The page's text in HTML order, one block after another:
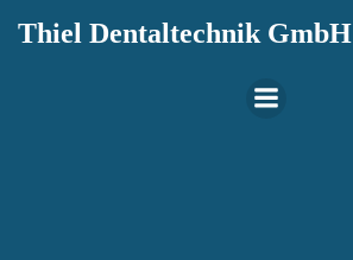
Thiel Dentaltechnik GmbH